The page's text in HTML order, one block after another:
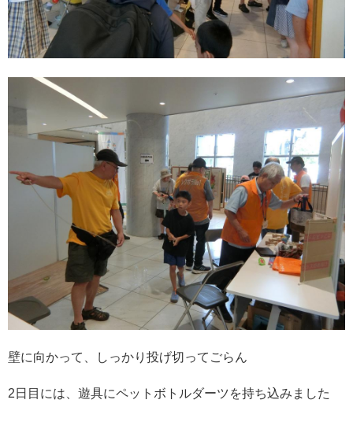
壁に向かって、しっかり投げ切ってごらん
2日目には、遊具にペットボトルダーツを持ち込みました